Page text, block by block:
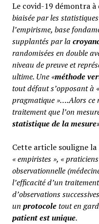
Le covid-19 démontra
biaisée par les statistiques
l’empirisme, base
supplantés par la
randomisées en double
niveau de preuve et
ultime. Une «méthode
tout défaut s’opposant à
pragmatique »….Alors ce
traitement que l’on
statistique de la
Cette article souligne
« empiristes », «
observationnelle
l’efficacité d’un
d’observations
un protocoletout en
patient est unique.